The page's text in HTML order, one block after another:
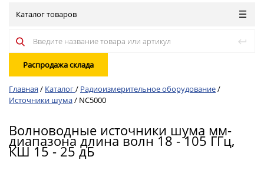
Каталог товаров
Распродажа склада
Главная / Каталог/ Радиоизмерительное оборудование/
Источники шума/ NC5000
Волноводные источники шума мм-
диапазона длина волн 18 - 105 ГГц,
КШ 15 - 25 дБ